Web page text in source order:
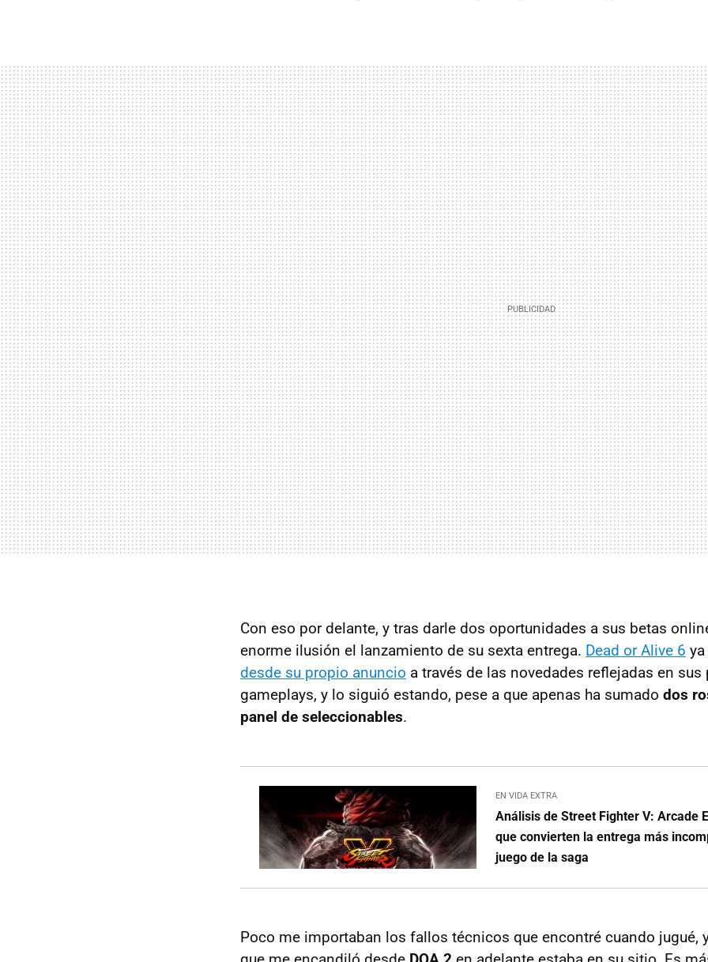
Con eso por delante, y tras darle dos oportunidades a sus betas
enorme ilusión el lanzamiento de su sexta entrega. Dead or Alive 6
desde su propio anuncio a través de las novedades reflejadas en sus
gameplays, y lo siguió estando, pese a que apenas ha sumado dos
panel de seleccionables.
EN VIDA EXTRA
Análisis de Street Fighter V: Arcade
que convierten la entrega más
juego de la saga
Poco me importaban los fallos técnicos que encontré cuando jugué,